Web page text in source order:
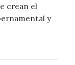
crean el
y